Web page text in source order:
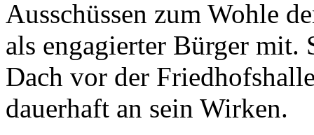
Ausschüssen zum Wohle
als engagierter Bürger mit.
Dach vor der
dauerhaft an sein Wirken.